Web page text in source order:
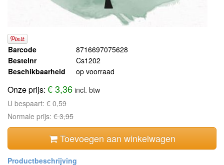
Barcode
8716697075628
Bestelnr
Cs1202
Beschikbaarheid
op voorraad
Onze prijs: € 3,36incl. btw
U bespaart: € 0,59
Normale prijs: € 3,95
Toevoegen aan winkelwagen